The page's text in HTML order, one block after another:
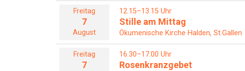
Freitag
7
August
12.15–13.15 Uhr
Stille am Mittag
Ökumenische Kirche Halden, St.Gallen
Freitag
7
16.30–17.00 Uhr
Rosenkranzgebet